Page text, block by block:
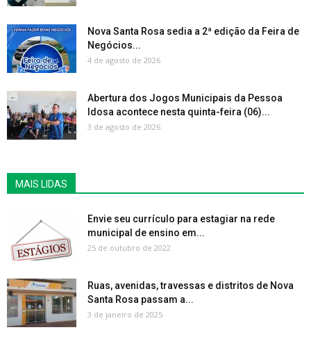
Nova Santa Rosa sedia a 2ª edição da Feira de
Negócios...
4 de agosto de 2026
Abertura dos Jogos Municipais da Pessoa
Idosa acontece nesta quinta-feira (06)...
3 de agosto de 2026
MAIS LIDAS
Envie seu currículo para estagiar na rede
municipal de ensino em...
25 de outubro de 2022
Ruas, avenidas, travessas e distritos de Nova
Santa Rosa passam a...
3 de janeiro de 2025